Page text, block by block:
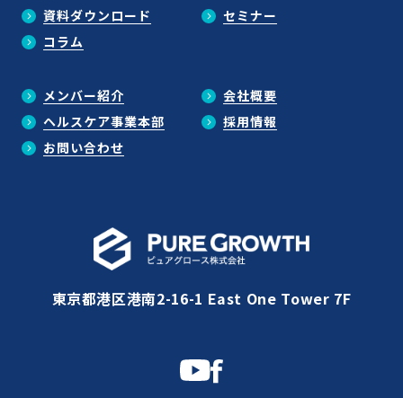
資料ダウンロード
セミナー
コラム
メンバー紹介
会社概要
ヘルスケア事業本部
採用情報
お問い合わせ
東京都港区港南2-16-1 East One Tower 7F